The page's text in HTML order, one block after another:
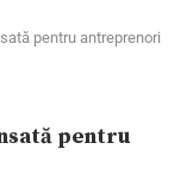
pentru antreprenori
pentru